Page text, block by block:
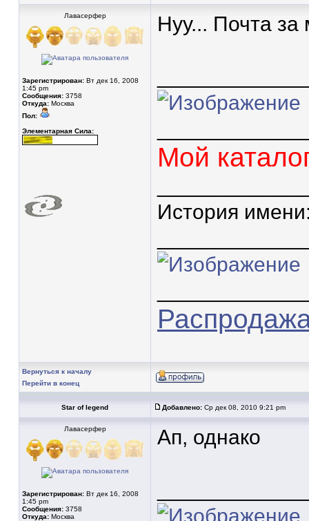
Лавасерфер
Зарегистрирован: Вт дек 16, 2008
1:45 pm
Сообщения: 3758
Откуда: Москва
Пол:
Элементарная Сила:
Нуу... Почта за
Мой
История
Вернуться к началу
Перейти в конец
Star of legend Добавлено: Ср дек 08, 2010 9:21 pm
Лавасерфер
Зарегистрирован: Вт дек 16, 2008
1:45 pm
Сообщения: 3758
Откуда: Москва
Ап, однако